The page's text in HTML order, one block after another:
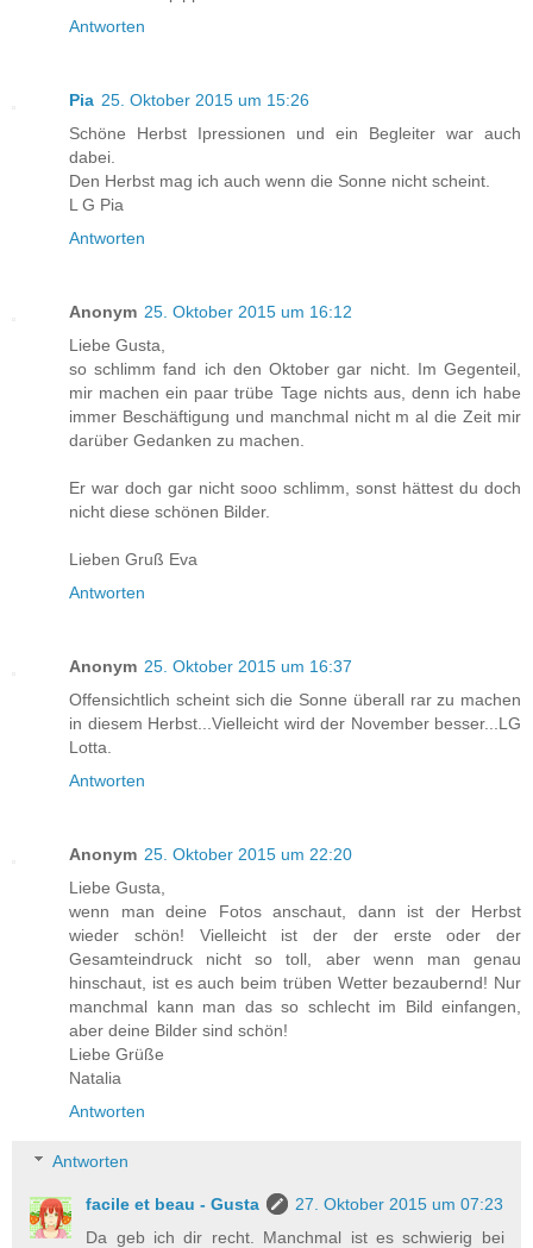
Antworten
Pia 25. Oktober 2015 um 15:26
Schöne Herbst Ipressionen und ein Begleiter war auch
dabei.
Den Herbst mag ich auch wenn die Sonne nicht scheint.
L G Pia
Antworten
Anonym 25. Oktober 2015 um 16:12
Liebe Gusta,
so schlimm fand ich den Oktober gar nicht. Im Gegenteil,
mir machen ein paar trübe Tage nichts aus, denn ich habe
immer Beschäftigung und manchmal nicht m al die Zeit mir
darüber Gedanken zu machen.
Er war doch gar nicht sooo schlimm, sonst hättest du doch
nicht diese schönen Bilder.
Lieben Gruß Eva
Antworten
Anonym 25. Oktober 2015 um 16:37
Offensichtlich scheint sich die Sonne überall rar zu machen
in diesem Herbst...Vielleicht wird der November besser...LG
Lotta.
Antworten
Anonym 25. Oktober 2015 um 22:20
Liebe Gusta,
wenn man deine Fotos anschaut, dann ist der Herbst
wieder schön! Vielleicht ist der der erste oder der
Gesamteindruck nicht so toll, aber wenn man genau
hinschaut, ist es auch beim trüben Wetter bezaubernd! Nur
manchmal kann man das so schlecht im Bild einfangen,
aber deine Bilder sind schön!
Liebe Grüße
Natalia
Antworten
Antworten
facile et beau - Gusta
27. Oktober 2015 um 07:23
Da geb ich dir recht. Manchmal ist es schwierig bei